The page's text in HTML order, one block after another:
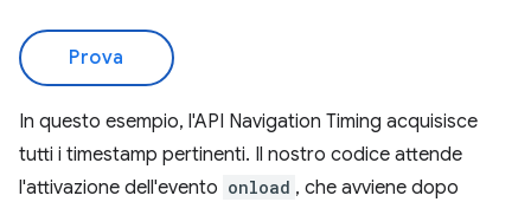
Prova
In questo esempio, l'API Navigation Timing acquisisce
tutti i timestamp pertinenti. Il nostro codice attende
l'attivazione dell'evento onload , che avviene dopo